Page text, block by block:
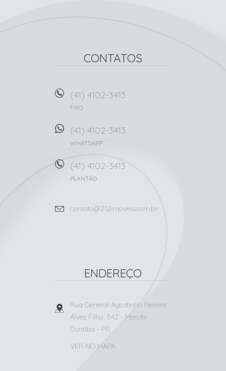
CONTATOS
(41) 4102-3413
FIXO
(41) 4102-3413
WHATSAPP
(41) 4102-3413
PLANTÃO
contato@212imoveis.com.br
ENDEREÇO
Rua General Agostinho Pereira
Alves Filho, 342 - Mercês
Curitiba - PR
VER NO MAPA